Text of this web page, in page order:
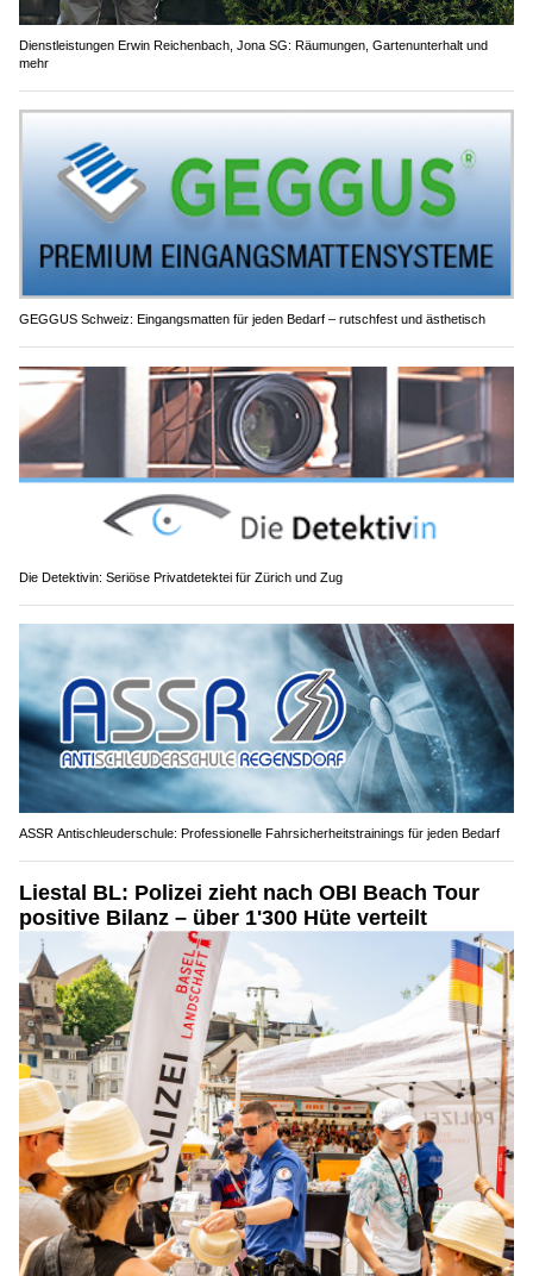
Dienstleistungen Erwin Reichenbach, Jona SG: Räumungen, Gartenunterhalt und
mehr
GEGGUS Schweiz: Eingangsmatten für jeden Bedarf – rutschfest und ästhetisch
Die Detektivin: Seriöse Privatdetektei für Zürich und Zug
ASSR Antischleuderschule: Professionelle Fahrsicherheitstrainings für jeden Bedarf
Liestal BL: Polizei zieht nach OBI Beach Tour
positive Bilanz – über 1'300 Hüte verteilt